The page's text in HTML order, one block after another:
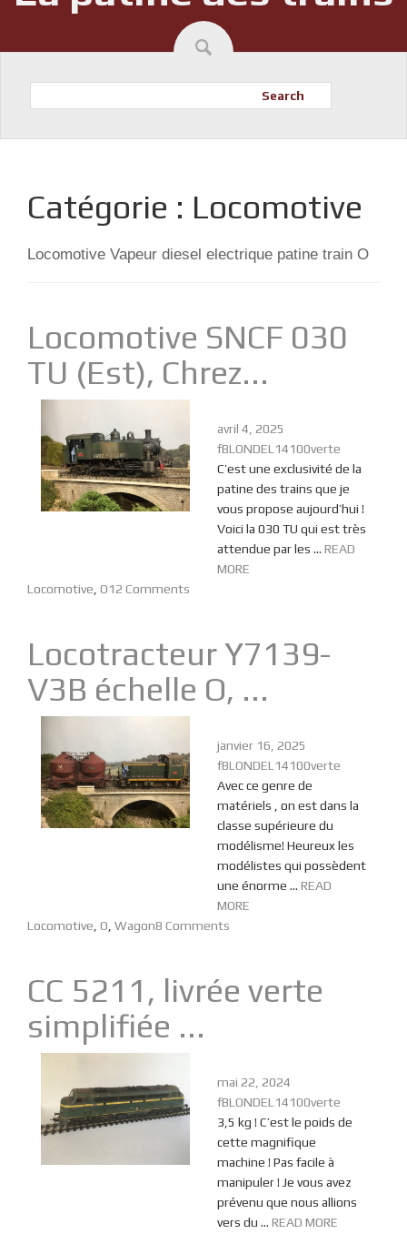
Search
Catégorie : Locomotive
Locomotive Vapeur diesel electrique patine train O
Locomotive SNCF 030
TU (Est), Chrez...
avril 4, 2025
fBLONDEL14100verte
C’est une exclusivité de la
patine des trains que je
vous propose aujourd’hui !
Voici la 030 TU qui est très
attendue par les ... READ
MORE
Locomotive O12 Comments
Locotracteur Y7139-
V3B échelle O, ...
janvier 16, 2025
fBLONDEL14100verte
Avec ce genre de
matériels , on est dans la
classe supérieure du
modélisme! Heureux les
modélistes qui possèdent
une énorme ... READ
MORE
Locomotive O Wagon8 Comments
CC 5211, livrée verte
simplifiée ...
mai 22, 2024
fBLONDEL14100verte
3,5 kg ! C’est le poids de
cette magnifique
machine ! Pas facile à
manipuler ! Je vous avez
prévenu que nous allions
vers du ... READ MORE